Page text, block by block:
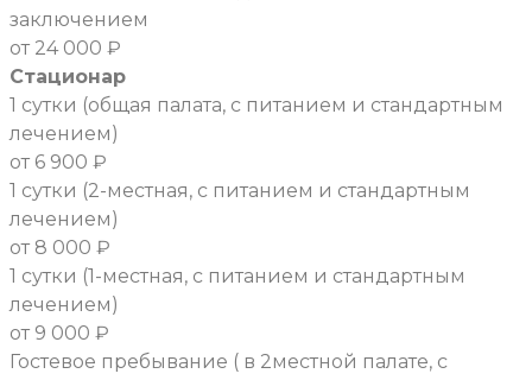
заключением
от 24 000 ₽
Стационар
1 сутки (общая палата, с питанием и стандартным
лечением)
от 6 900 ₽
1 сутки (2-местная, с питанием и стандартным
лечением)
от 8 000 ₽
1 сутки (1-местная, с питанием и стандартным
лечением)
от 9 000 ₽
Гостевое пребывание ( в 2местной палате, с